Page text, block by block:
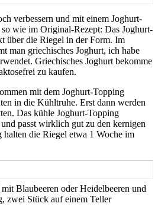
verbessern und mit einem Joghurt-
wie im Original-Rezept: Das Joghurt-
über die Riegel in der Form. Im
man griechisches Joghurt, ich habe
Griechisches Joghurt bekomme
zu kaufen.
mit dem Joghurt-Topping
in die Kühltruhe. Erst dann werden
Das kühle Joghurt-Topping
passt wirklich gut zu den kernigen
die Riegel etwa 1 Woche im